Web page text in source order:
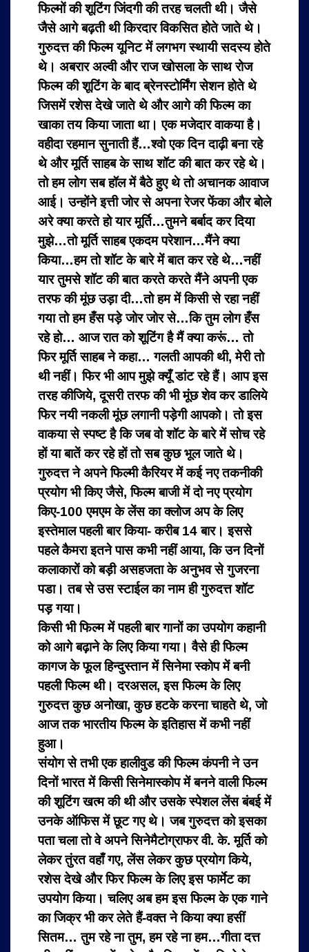
फिल्मों की शूटिंग जिंदगी की तरह चलती थी। जैसे
जैसे आगे बढ़ती थी किरदार विकसित होते जाते थे।
गुरुदत्त की फिल्म यूनिट में लगभग स्थायी सदस्य होते
थे। अबरार अल्वी और राज खोसला के साथ रोज
फिल्म की शूटिंग के बाद ब्रेनस्टोर्मिंग सेशन होते थे
जिसमें रशेस देखे जाते थे और आगे की फिल्म का
खाका तय किया जाता था। एक मजेदार वाकया है।
वहीदा रहमान सुनाती हैं…श्वो एक दिन दाढ़ी बना रहे
थे और मूर्ति साहब के साथ शॉट की बात कर रहे थे।
तो हम लोग सब हॉल में बैठे हुए थे तो अचानक आवाज
आई। उन्होंने इत्ती जोर से अपना रेजर फेंका और बोले
अरे क्या करते हो यार मूर्ति…तुमने बर्बाद कर दिया
मुझे…तो मूर्ति साहब एकदम परेशान…मैंने क्या
किया…हम तो शॉट के बारे में बात कर रहे थे…नहीं
यार तुमसे शॉट की बात करते करते मैंने अपनी एक
तरफ की मूंछ उड़ा दी…तो हम में किसी से रहा नहीं
गया तो हम हँस पड़े जोर जोर से…कि तुम लोग हँस
रहे हो… आज रात को शूटिंग है मैं क्या करूं… तो
फिर मूर्ति साहब ने कहा… गलती आपकी थी, मेरी तो
थी नहीं। फिर भी आप मुझे क्यूँ डांट रहे हैं। आप इस
तरह कीजिये, दूसरी तरफ की भी मूंछ शेव कर डालिये
फिर नयी नकली मूंछ लगानी पड़ेगी आपको। तो इस
वाकया से स्पष्ट है कि जब वो शॉट के बारे में सोच रहे
हों या बातें कर रहे हों तो सब कुछ भूल जाते थे।
गुरुदत्त ने अपने फिल्मी कैरियर में कई नए तकनीकी
प्रयोग भी किए जैसे, फिल्म बाजी में दो नए प्रयोग
किए-100 एमएम के लेंस का क्लोज अप के लिए
इस्तेमाल पहली बार किया- करीब 14 बार। इससे
पहले कैमरा इतने पास कभी नहीं आया, कि उन दिनों
कलाकारों को बड़ी असहजता के अनुभव से गुजरना
पडा। तब से उस स्टाईल का नाम ही गुरुदत्त शॉट
पड़ गया।
किसी भी फिल्म में पहली बार गानों का उपयोग कहानी
को आगे बढ़ाने के लिए किया गया। वैसे ही फिल्म
कागज के फूल हिन्दुस्तान में सिनेमा स्कोप में बनी
पहली फिल्म थी। दरअसल, इस फिल्म के लिए
गुरुदत्त कुछ अनोखा, कुछ हटके करना चाहते थे, जो
आज तक भारतीय फिल्म के इतिहास में कभी नहीं
हुआ।
संयोग से तभी एक हालीवुड की फिल्म कंपनी ने उन
दिनों भारत में किसी सिनेमास्कोप में बनने वाली फिल्म
की शूटिंग खत्म की थी और उसके स्पेशल लेंस बंबई में
उनके ऑफिस में छूट गए थे। जब गुरुदत्त को इसका
पता चला तो वे अपने सिनेमैटोग्राफर वी. के. मूर्ति को
लेकर तुंरत वहाँ गए, लेंस लेकर कुछ प्रयोग किये,
रशेस देखे और फिर फिल्म के लिए इस फार्मेट का
उपयोग किया। चलिए अब हम इस फिल्म के एक गाने
का जिक्र भी कर लेते हैं-वक्त ने किया क्या हसीं
सितम… तुम रहे ना तुम, हम रहे ना हम…गीता दत्त